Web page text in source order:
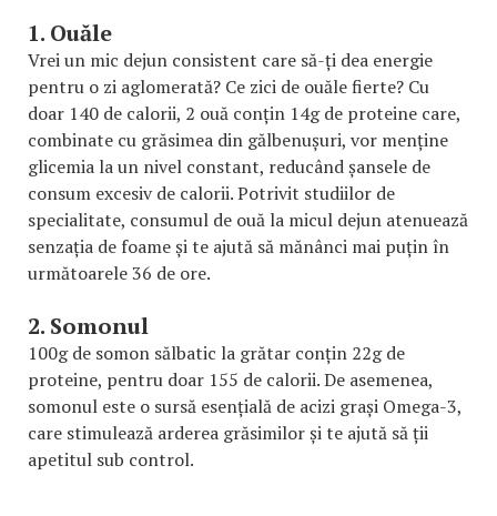
1. Ouăle
Vrei un mic dejun consistent care să-ți dea energie
pentru o zi aglomerată? Ce zici de ouăle fierte? Cu
doar 140 de calorii, 2 ouă conțin 14g de proteine care,
combinate cu grăsimea din gălbenușuri, vor menține
glicemia la un nivel constant, reducând șansele de
consum excesiv de calorii. Potrivit studiilor de
specialitate, consumul de ouă la micul dejun atenuează
senzația de foame și te ajută să mănânci mai puțin în
următoarele 36 de ore.
2. Somonul
100g de somon sălbatic la grătar conțin 22g de
proteine, pentru doar 155 de calorii. De asemenea,
somonul este o sursă esențială de acizi grași Omega-3,
care stimulează arderea grăsimilor și te ajută să ții
apetitul sub control.